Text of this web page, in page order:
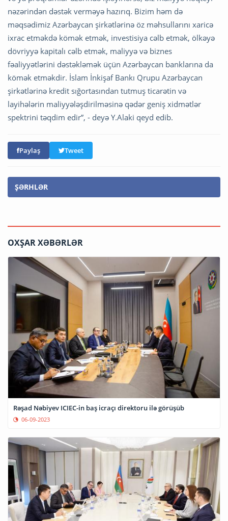
nəzərindən dəstək verməyə hazırıq. Bizim həm də
məqsədimiz Azərbaycan şirkətlərinə öz məhsullarını xaricə
ixrac etməkdə kömək etmək, investisiya cəlb etmək, ölkəyə
dövriyyə kapitalı cəlb etmək, maliyyə və biznes
fəaliyyətlərini dəstəkləmək üçün Azərbaycan banklarına da
kömək etməkdir. İslam İnkişaf Bankı Qrupu Azərbaycan
şirkətlərinə kredit sığortasından tutmuş ticarətin və
layihələrin maliyyələşdirilməsinə qədər geniş xidmətlər
spektrini təqdim edir”, - deyə Y.Alaki qeyd edib.
Paylaş Tweet
ŞƏRHLƏR
OXŞAR XƏBƏRLƏR
Rəşad Nəbiyev ICIEC-in baş icraçı direktoru ilə görüşüb
06-09-2023